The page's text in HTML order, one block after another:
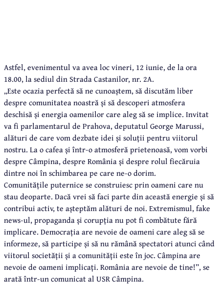
Astfel, evenimentul va avea loc vineri, 12 iunie, de la ora
18.00, la sediul din Strada Castanilor, nr. 2A.
„Este ocazia perfectă să ne cunoaștem, să discutăm liber
despre comunitatea noastră și să descoperi atmosfera
deschisă și energia oamenilor care aleg să se implice. Invitat
va fi parlamentarul de Prahova, deputatul George Marussi,
alături de care vom dezbate idei și soluții pentru viitorul
nostru. La o cafea și într-o atmosferă prietenoasă, vom vorbi
despre Câmpina, despre România și despre rolul fiecăruia
dintre noi în schimbarea pe care ne-o dorim.
Comunitățile puternice se construiesc prin oameni care nu
stau deoparte. Dacă vrei să faci parte din această energie și să
contribui activ, te așteptăm alături de noi. Extremismul, fake
news-ul, propaganda și corupția nu pot fi combătute fără
implicare. Democrația are nevoie de oameni care aleg să se
informeze, să participe și să nu rămână spectatori atunci când
viitorul societății și a comunității este în joc. Câmpina are
nevoie de oameni implicați. România are nevoie de tine!”, se
arată într-un comunicat al USR Câmpina.